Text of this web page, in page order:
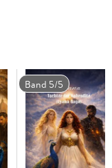
Band 5/5